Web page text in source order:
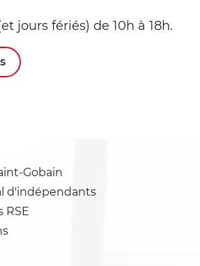
jours fériés) de 10h à 18h.
Gobain
d'indépendants
RSE